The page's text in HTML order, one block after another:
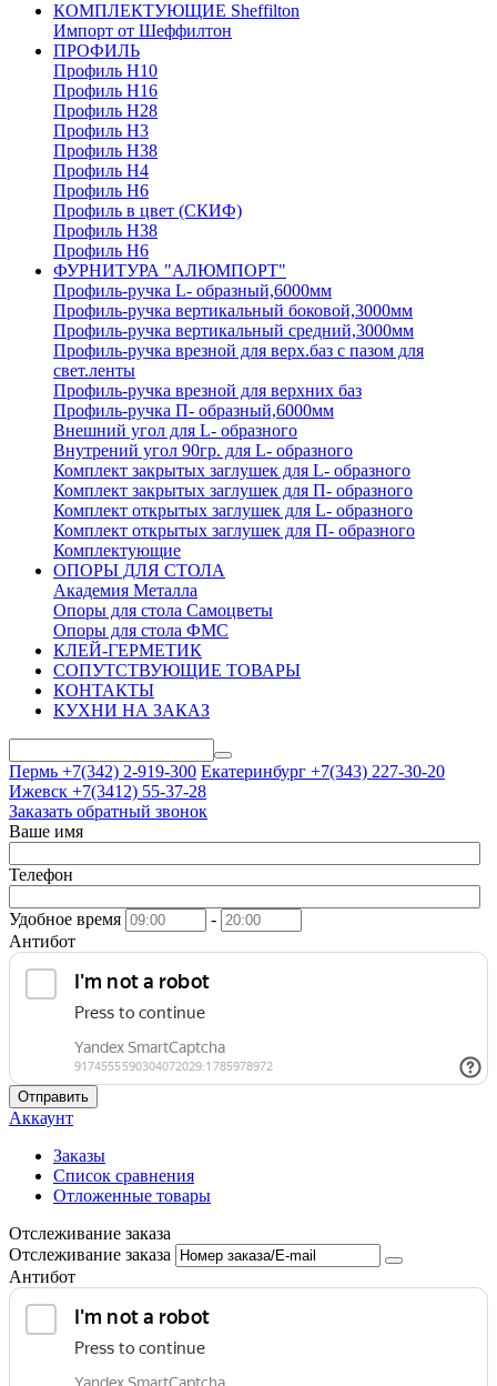
КОМПЛЕКТУЮЩИЕ Sheffilton
Импорт от Шеффилтон
ПРОФИЛЬ
Профиль H10
Профиль H16
Профиль H28
Профиль H3
Профиль H38
Профиль H4
Профиль H6
Профиль в цвет (СКИФ)
Профиль H38
Профиль H6
ФУРНИТУРА "АЛЮМПОРТ"
Профиль-ручка L- образный,6000мм
Профиль-ручка вертикальный боковой,3000мм
Профиль-ручка вертикальный средний,3000мм
Профиль-ручка врезной для верх.баз с пазом для
свет.ленты
Профиль-ручка врезной для верхних баз
Профиль-ручка П- образный,6000мм
Внешний угол для L- образного
Внутрений угол 90гр. для L- образного
Комплект закрытых заглушек для L- образного
Комплект закрытых заглушек для П- образного
Комплект открытых заглушек для L- образного
Комплект открытых заглушек для П- образного
Комплектующие
ОПОРЫ ДЛЯ СТОЛА
Академия Металла
Опоры для стола Самоцветы
Опоры для стола ФМС
КЛЕЙ-ГЕРМЕТИК
СОПУТСТВУЮЩИЕ ТОВАРЫ
КОНТАКТЫ
КУХНИ НА ЗАКАЗ
Пермь +7(342) 2-919-300 Екатеринбург +7(343) 227-30-20
Ижевск +7(3412) 55-37-28
Заказать обратный звонок
Ваше имя
Телефон
Удобное время
-
Антибот
Отправить
Аккаунт
Заказы
Список сравнения
Отложенные товары
Отслеживание заказа
Отслеживание заказа
Антибот